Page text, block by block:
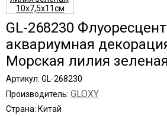
GL-268230
аквариумная
Морская лилия
Артикул: GL-268230
Производитель: GLOXY
Страна: Китай